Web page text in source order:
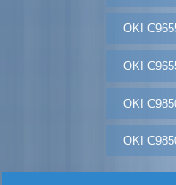
OKI
OKI
OKI
OKI